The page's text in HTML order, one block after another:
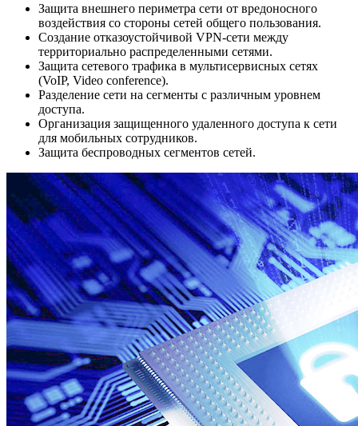
Защита внешнего периметра сети от вредоносного
воздействия со стороны сетей общего пользования.
Создание отказоустойчивой VPN-сети между
территориально распределенными сетями.
Защита сетевого трафика в мультисервисных сетях
(VoIP, Video conference).
Разделение сети на сегменты с различным уровнем
доступа.
Организация защищенного удаленного доступа к сети
для мобильных сотрудников.
Защита беспроводных сегментов сетей.